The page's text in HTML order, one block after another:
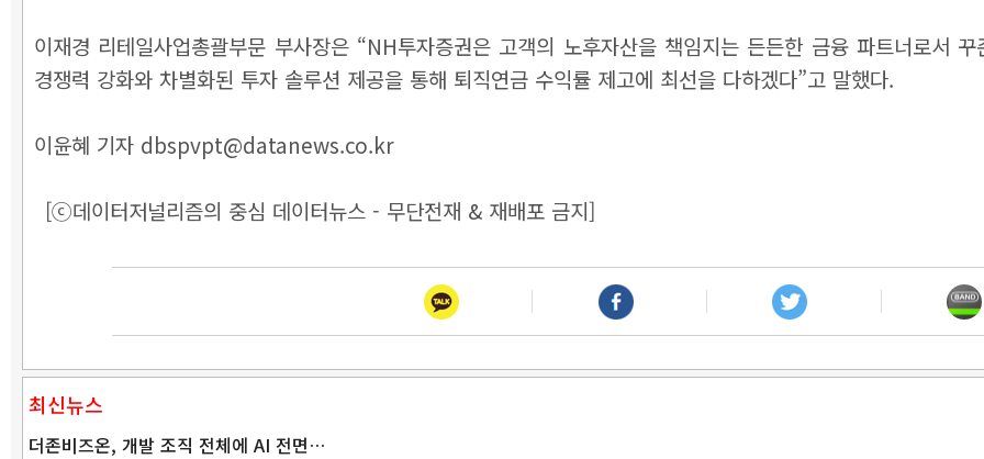
이재경 리테일사업총괄부문 부사장은 “NH투자증권은 고객의 노후자산을 책임지는 든든한 금융 파트너로서
경쟁력 강화와 차별화된 투자 솔루션 제공을 통해 퇴직연금 수익률 제고에 최선을 다하겠다”고 말했다.
이윤혜 기자 dbspvpt@datanews.co.kr
[ⓒ데이터저널리즘의 중심 데이터뉴스 - 무단전재 & 재배포 금지]
최신뉴스
더존비즈온, 개발 조직 전체에 AI 전면…